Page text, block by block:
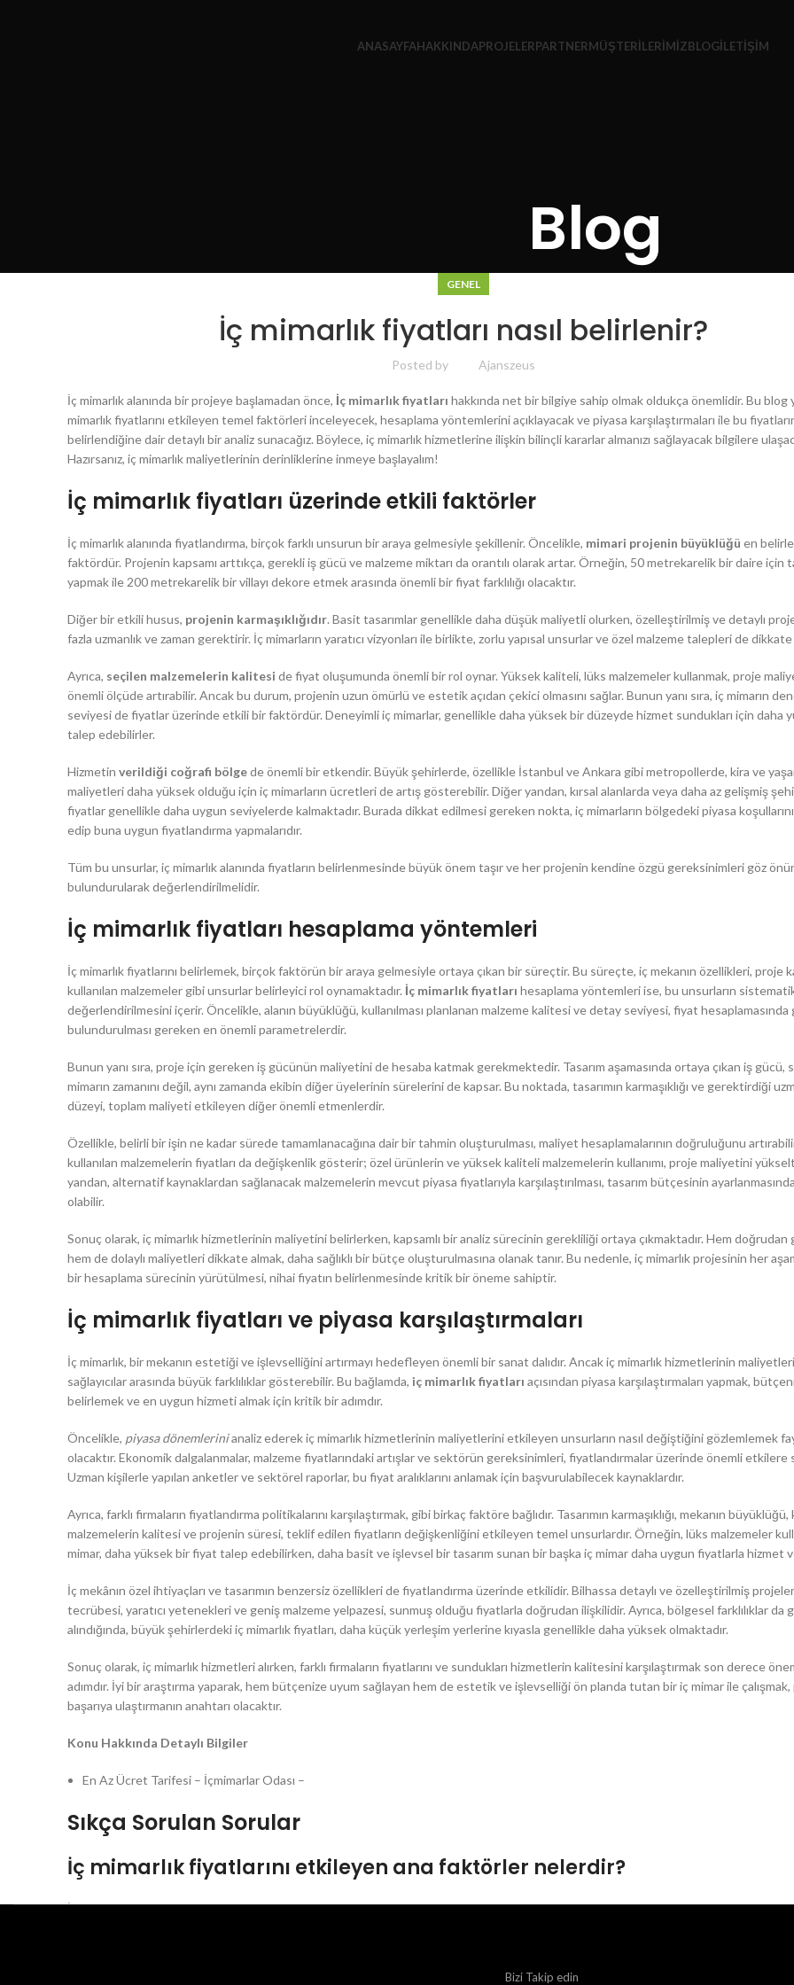
ANASAYFAHAKKINDAPROJELERPARTNERMÜŞTERİLERİMİZBLOGİLETİŞİM
Blog
GENEL
İç mimarlık fiyatları nasıl belirlenir?
Posted by Ajanszeus
İç mimarlık alanında bir projeye başlamadan önce, İç mimarlık fiyatları hakkında net bir bilgiye sahip olmak oldukça önemlidir. Bu blog
mimarlık fiyatlarını etkileyen temel faktörleri inceleyecek, hesaplama yöntemlerini açıklayacak ve piyasa karşılaştırmaları ile bu
belirlendiğine dair detaylı bir analiz sunacağız. Böylece, iç mimarlık hizmetlerine ilişkin bilinçli kararlar almanızı sağlayacak bilgilere
Hazırsanız, iç mimarlık maliyetlerinin derinliklerine inmeye başlayalım!
İç mimarlık fiyatları üzerinde etkili faktörler
İç mimarlık alanında fiyatlandırma, birçok farklı unsurun bir araya gelmesiyle şekillenir. Öncelikle, mimari projenin büyüklüğü en
faktördür. Projenin kapsamı arttıkça, gerekli iş gücü ve malzeme miktarı da orantılı olarak artar. Örneğin, 50 metrekarelik bir daire için
yapmak ile 200 metrekarelik bir villayı dekore etmek arasında önemli bir fiyat farklılığı olacaktır.
Diğer bir etkili husus, projenin karmaşıklığıdır. Basit tasarımlar genellikle daha düşük maliyetli olurken, özelleştirilmiş ve detaylı
fazla uzmanlık ve zaman gerektirir. İç mimarların yaratıcı vizyonları ile birlikte, zorlu yapısal unsurlar ve özel malzeme talepleri de dikkate
Ayrıca, seçilen malzemelerin kalitesi de fiyat oluşumunda önemli bir rol oynar. Yüksek kaliteli, lüks malzemeler kullanmak, proje
önemli ölçüde artırabilir. Ancak bu durum, projenin uzun ömürlü ve estetik açıdan çekici olmasını sağlar. Bunun yanı sıra, iç mimarın
seviyesi de fiyatlar üzerinde etkili bir faktördür. Deneyimli iç mimarlar, genellikle daha yüksek bir düzeyde hizmet sundukları için daha
talep edebilirler.
Hizmetin verildiği coğrafi bölgede önemli bir etkendir. Büyük şehirlerde, özellikle İstanbul ve Ankara gibi metropollerde, kira ve
maliyetleri daha yüksek olduğu için iç mimarların ücretleri de artış gösterebilir. Diğer yandan, kırsal alanlarda veya daha az gelişmiş
fiyatlar genellikle daha uygun seviyelerde kalmaktadır. Burada dikkat edilmesi gereken nokta, iç mimarların bölgedeki piyasa
edip buna uygun fiyatlandırma yapmalarıdır.
Tüm bu unsurlar, iç mimarlık alanında fiyatların belirlenmesinde büyük önem taşır ve her projenin kendine özgü gereksinimleri göz
bulundurularak değerlendirilmelidir.
İç mimarlık fiyatları hesaplama yöntemleri
İç mimarlık fiyatlarını belirlemek, birçok faktörün bir araya gelmesiyle ortaya çıkan bir süreçtir. Bu süreçte, iç mekanın özellikleri, proje
kullanılan malzemeler gibi unsurlar belirleyici rol oynamaktadır. İç mimarlık fiyatları hesaplama yöntemleri ise, bu unsurların
değerlendirilmesini içerir. Öncelikle, alanın büyüklüğü, kullanılması planlanan malzeme kalitesi ve detay seviyesi, fiyat
bulundurulması gereken en önemli parametrelerdir.
Bunun yanı sıra, proje için gereken iş gücünün maliyetini de hesaba katmak gerekmektedir. Tasarım aşamasında ortaya çıkan iş gücü,
mimarın zamanını değil, aynı zamanda ekibin diğer üyelerinin sürelerini de kapsar. Bu noktada, tasarımın karmaşıklığı ve gerektirdiği
düzeyi, toplam maliyeti etkileyen diğer önemli etmenlerdir.
Özellikle, belirli bir işin ne kadar sürede tamamlanacağına dair bir tahmin oluşturulması, maliyet hesaplamalarının doğruluğunu
kullanılan malzemelerin fiyatları da değişkenlik gösterir; özel ürünlerin ve yüksek kaliteli malzemelerin kullanımı, proje maliyetini
yandan, alternatif kaynaklardan sağlanacak malzemelerin mevcut piyasa fiyatlarıyla karşılaştırılması, tasarım bütçesinin ayarlanmasında
olabilir.
Sonuç olarak, iç mimarlık hizmetlerinin maliyetini belirlerken, kapsamlı bir analiz sürecinin gerekliliği ortaya çıkmaktadır. Hem doğrudan
hem de dolaylı maliyetleri dikkate almak, daha sağlıklı bir bütçe oluşturulmasına olanak tanır. Bu nedenle, iç mimarlık projesinin her
bir hesaplama sürecinin yürütülmesi, nihai fiyatın belirlenmesinde kritik bir öneme sahiptir.
İç mimarlık fiyatları ve piyasa karşılaştırmaları
İç mimarlık, bir mekanın estetiği ve işlevselliğini artırmayı hedefleyen önemli bir sanat dalıdır. Ancak iç mimarlık hizmetlerinin
sağlayıcılar arasında büyük farklılıklar gösterebilir. Bu bağlamda, iç mimarlık fiyatları açısından piyasa karşılaştırmaları yapmak,
belirlemek ve en uygun hizmeti almak için kritik bir adımdır.
Öncelikle, piyasa dönemlerinianaliz ederek iç mimarlık hizmetlerinin maliyetlerini etkileyen unsurların nasıl değiştiğini gözlemlemek
olacaktır. Ekonomik dalgalanmalar, malzeme fiyatlarındaki artışlar ve sektörün gereksinimleri, fiyatlandırmalar üzerinde önemli etkilere
Uzman kişilerle yapılan anketler ve sektörel raporlar, bu fiyat aralıklarını anlamak için başvurulabilecek kaynaklardır.
Ayrıca, farklı firmaların fiyatlandırma politikalarını karşılaştırmak, gibi birkaç faktöre bağlıdır. Tasarımın karmaşıklığı, mekanın büyüklüğü,
malzemelerin kalitesi ve projenin süresi, teklif edilen fiyatların değişkenliğini etkileyen temel unsurlardır. Örneğin, lüks malzemeler
mimar, daha yüksek bir fiyat talep edebilirken, daha basit ve işlevsel bir tasarım sunan bir başka iç mimar daha uygun fiyatlarla hizmet
İç mekânın özel ihtiyaçları ve tasarımın benzersiz özellikleri de fiyatlandırma üzerinde etkilidir. Bilhassa detaylı ve özelleştirilmiş
tecrübesi, yaratıcı yetenekleri ve geniş malzeme yelpazesi, sunmuş olduğu fiyatlarla doğrudan ilişkilidir. Ayrıca, bölgesel farklılıklar da
alındığında, büyük şehirlerdeki iç mimarlık fiyatları, daha küçük yerleşim yerlerine kıyasla genellikle daha yüksek olmaktadır.
Sonuç olarak, iç mimarlık hizmetleri alırken, farklı firmaların fiyatlarını ve sundukları hizmetlerin kalitesini karşılaştırmak son derece
adımdır. İyi bir araştırma yaparak, hem bütçenize uyum sağlayan hem de estetik ve işlevselliği ön planda tutan bir iç mimar ile
başarıya ulaştırmanın anahtarı olacaktır.
Konu Hakkında Detaylı Bilgiler
En Az Ücret Tarifesi – İçmimarlar Odası –
Sıkça Sorulan Sorular
İç mimarlık fiyatlarını etkileyen ana faktörler nelerdir?
İç mimarlık fiyatlarını etkileyen ana faktörler arasında projenin büyüklüğü, karmaşıklığı, kullanılan malzemelerin kalitesi, tasarımcının
Bizi Takip edin